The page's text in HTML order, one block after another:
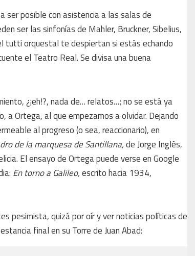
ser posible con asistencia a las salas de
ser las sinfonías de Mahler, Bruckner, Sibelius,
tutti orquestal te despiertan si estás echando
el Teatro Real. Se divisa una buena
¿¡eh!?, nada de… relatos…; no se está ya
a Ortega, al que empezamos a olvidar. Dejando
al progreso (o sea, reaccionario), en
de la marquesa de Santillana,de Jorge Inglés,
El ensayo de Ortega puede verse en Google
En torno a Galileo,escrito hacia 1934,
pesimista, quizá por oír y ver noticias políticas de
final en su Torre de Juan Abad: